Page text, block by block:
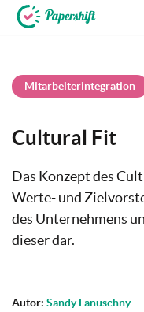
Mitarbeiterintegration
Cultural Fit
Das Konzept des
Werte- und
des Unternehmens
dieser dar.
Autor: Sandy Lanuschny